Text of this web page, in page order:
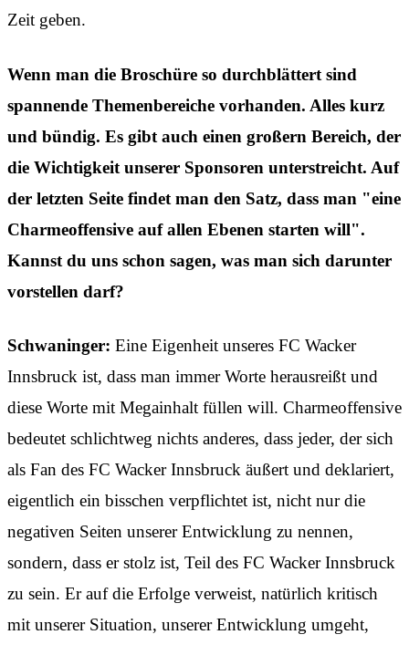
Zeit geben.
Wenn man die Broschüre so durchblättert sind
spannende Themenbereiche vorhanden. Alles kurz
und bündig. Es gibt auch einen großern Bereich, der
die Wichtigkeit unserer Sponsoren unterstreicht. Auf
der letzten Seite findet man den Satz, dass man "eine
Charmeoffensive auf allen Ebenen starten will".
Kannst du uns schon sagen, was man sich darunter
vorstellen darf?
Schwaninger: Eine Eigenheit unseres FC Wacker
Innsbruck ist, dass man immer Worte herausreißt und
diese Worte mit Megainhalt füllen will. Charmeoffensive
bedeutet schlichtweg nichts anderes, dass jeder, der sich
als Fan des FC Wacker Innsbruck äußert und deklariert,
eigentlich ein bisschen verpflichtet ist, nicht nur die
negativen Seiten unserer Entwicklung zu nennen,
sondern, dass er stolz ist, Teil des FC Wacker Innsbruck
zu sein. Er auf die Erfolge verweist, natürlich kritisch
mit unserer Situation, unserer Entwicklung umgeht,